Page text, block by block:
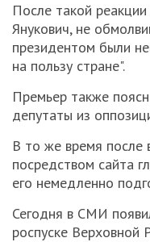
После такой
Янукович, не
президентом были
на пользу стране".
Премьер также
депутаты из
В то же время после
посредством сайта
его немедленно
Сегодня в СМИ
роспуске Верховной